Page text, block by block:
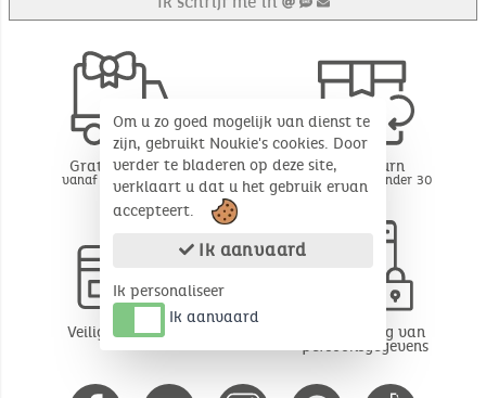
Gratis levering
vanaf 49€ aankoop
Free return
BE - FR - LU onder 30
dagen*
Veilige betaling Bescherming van
persoonsgegevens
Om u zo goed mogelijk van dienst te
zijn, gebruikt Noukie's cookies. Door
verder te bladeren op deze site,
verklaart u dat u het gebruik ervan
accepteert.
Ik aanvaard
Ik personaliseer
Ik aanvaard